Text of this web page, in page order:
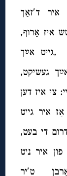
ד′זאַך
איז אַרוף,
,גייט אײַך
געשיקט,
צי איז דען
איר גייט
די בעט,
איר ניט
ט′יר